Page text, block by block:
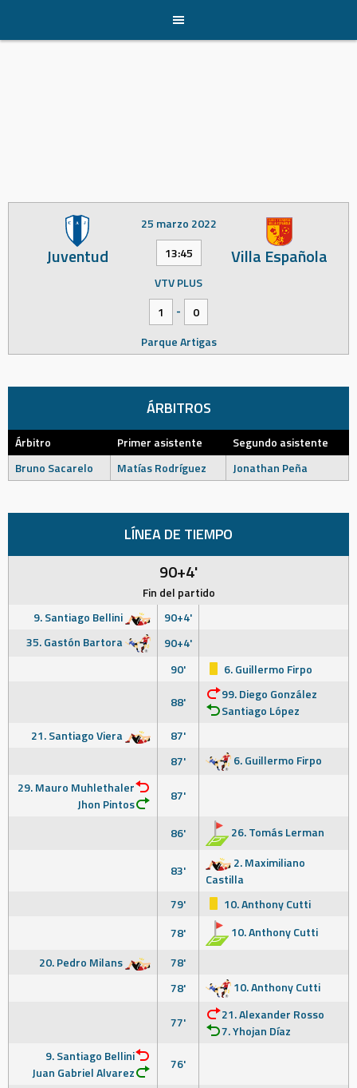
content
Juventud Villa Española
25 marzo 2022
13:45
VTV PLUS
1
-
0
Parque Artigas
ÁRBITROS
Árbitro Primer asistente
Segundo asistente
Bruno Sacarelo
Matías Rodríguez Jonathan Peña
LÍNEA DE TIEMPO
90+4'
Fin del partido
9. Santiago Bellini
90+4'
35. Gastón Bartora
90+4'
90'
6. Guillermo Firpo
88'
99. Diego González
Santiago López
21. Santiago Viera
87'
87'
6. Guillermo Firpo
29. Mauro Muhlethaler
Jhon Pintos
87'
86' 26. Tomás Lerman
83'
2. Maximiliano
Castilla
79'
10. Anthony Cutti
78'
10. Anthony Cutti
20. Pedro Milans
78'
78'
10. Anthony Cutti
77'
21. Alexander Rosso
7. Yhojan Díaz
9. Santiago Bellini
Juan Gabriel Alvarez
76'